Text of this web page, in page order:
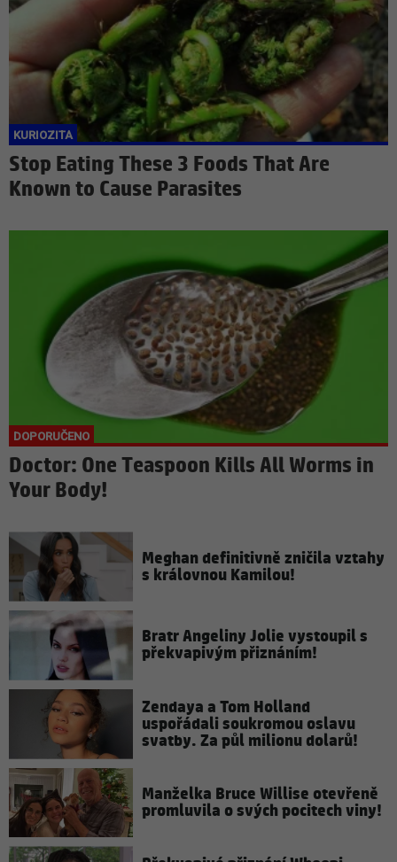
Stop Eating These 3 Foods That Are
Known to Cause Parasites
Doctor: One Teaspoon Kills All Worms in
Your Body!
Meghan definitivně zničila vztahy
s královnou Kamilou!
Bratr Angeliny Jolie vystoupil s
překvapivým přiznáním!
Zendaya a Tom Holland
uspořádali soukromou oslavu
svatby. Za půl milionu dolarů!
Manželka Bruce Willise otevřeně
promluvila o svých pocitech viny!